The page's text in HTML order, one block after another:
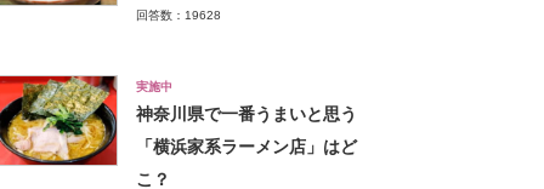
回答数：19628
実施中
神奈川県で一番うまいと思う
「横浜家系ラーメン店」はど
こ？